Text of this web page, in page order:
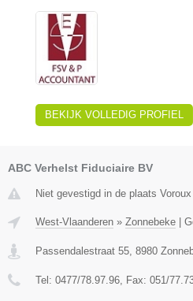
BEKIJK VOLLEDIG PROFIEL
ABC Verhelst Fiduciaire BV
Niet gevestigd in de plaats
West-Vlaanderen » Zonnebeke
Passendalestraat 55, 8980
Tel: 0477/78.97.96, Fax: 051/